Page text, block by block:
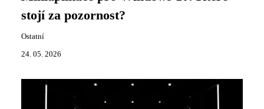
stojí za pozornost?
Ostatní
24. 05. 2026